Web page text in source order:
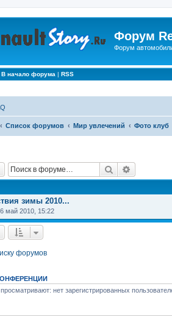
Форум
Форум
В начало форума | RSS
Список форумов Мир увлечений Фото клуб
Поиск
зимы 2010...
май 2010, 15:22
форумов
нет зарегистрированных